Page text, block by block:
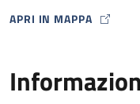
APRI IN MAPPA
MAP ICON